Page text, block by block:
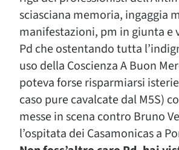
sciasciana memoria, ingaggia
manifestazioni, pm in giunta e
Pd che ostentando tutta
uso della Coscienza A Buon
poteva forse risparmiarsi
caso pure cavalcate dal M5S)
messe in scena contro Bruno
l’ospitata dei Casamonicas a